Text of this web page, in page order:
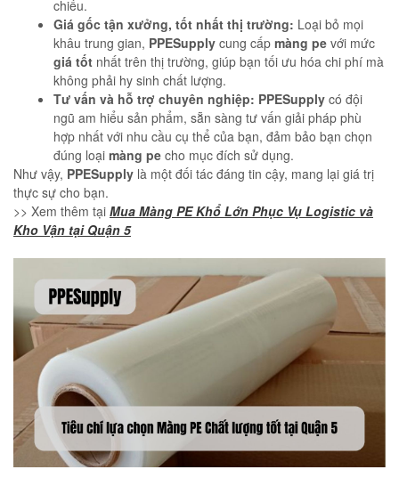
chiếu.
Giá gốc tận xưởng, tốt nhất thị trường: Loại bỏ mọi
khâu trung gian, PPESupply cung cấp màng pe với mức
giá tốt nhất trên thị trường, giúp bạn tối ưu hóa chi phí mà
không phải hy sinh chất lượng.
Tư vấn và hỗ trợ chuyên nghiệp: PPESupply có đội
ngũ am hiểu sản phẩm, sẵn sàng tư vấn giải pháp phù
hợp nhất với nhu cầu cụ thể của bạn, đảm bảo bạn chọn
đúng loại màng pe cho mục đích sử dụng.
Như vậy, PPESupply là một đối tác đáng tin cậy, mang lại giá trị
thực sự cho bạn.
>> Xem thêm tại Mua Màng PE Khổ Lớn Phục Vụ Logistic và
Kho Vận tại Quận 5